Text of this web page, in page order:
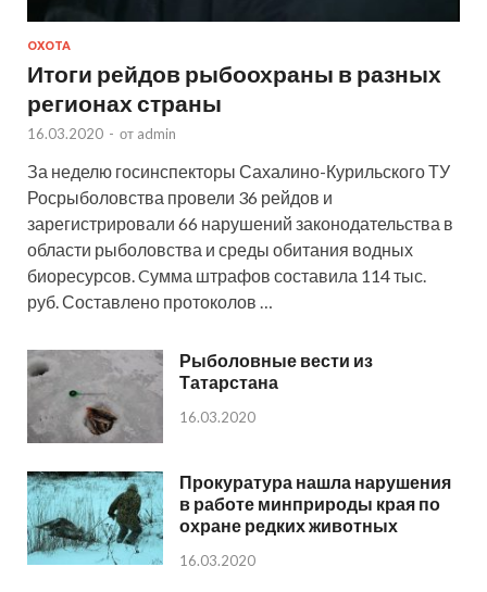
ОХОТА
Итоги рейдов рыбоохраны в разных
регионах страны
16.03.2020 - от admin
За неделю госинспекторы Сахалино-Курильского ТУ
Росрыболовства провели 36 рейдов и
зарегистрировали 66 нарушений законодательства в
области рыболовства и среды обитания водных
биоресурсов. Cумма штрафов составила 114 тыс.
руб. Составлено протоколов …
Рыболовные вести из
Татарстана
16.03.2020
Прокуратура нашла нарушения
в работе минприроды края по
охране редких животных
16.03.2020